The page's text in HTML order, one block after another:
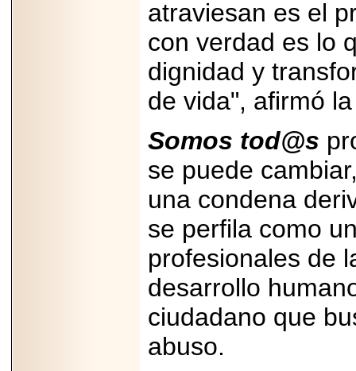
atraviesan es el
con verdad es lo
dignidad y
de vida", afirmó
Somos tod@s
se puede
una condena
se perfila como
profesionales de
desarrollo
ciudadano que
abuso.